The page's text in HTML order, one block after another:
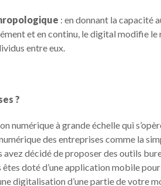
: en donnant la capacité
et en continu, le digital modifie
entre eux.
?
numérique à grande échelle qui
des entreprises comme la
avez décidé de proposer des outils
êtes doté d’une application mobile
digitalisation d’une partie de votre